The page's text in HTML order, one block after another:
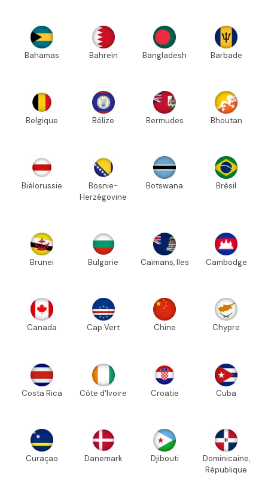
Bahamas Bahreïn Bangladesh Barbade
Belgique Bélize Bermudes Bhoutan
Biélorussie
Bosnie-
Herzégovine
Botswana Brésil
Brunei Bulgarie Caïmans, Iles Cambodge
Canada Cap Vert Chine Chypre
Costa Rica Côte d'Ivoire Croatie Cuba
Curaçao Danemark Djibouti
Dominicaine,
République